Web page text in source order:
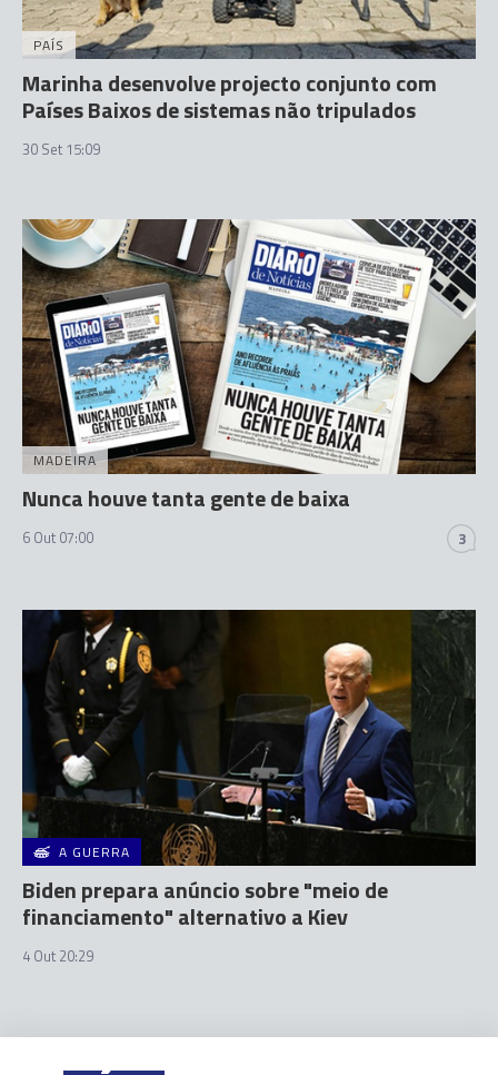
PAÍS
Marinha desenvolve projecto conjunto com
Países Baixos de sistemas não tripulados
30 Set 15:09
MADEIRA
Nunca houve tanta gente de baixa
6 Out 07:00 3
A GUERRA
Biden prepara anúncio sobre "meio de
financiamento" alternativo a Kiev
4 Out 20:29